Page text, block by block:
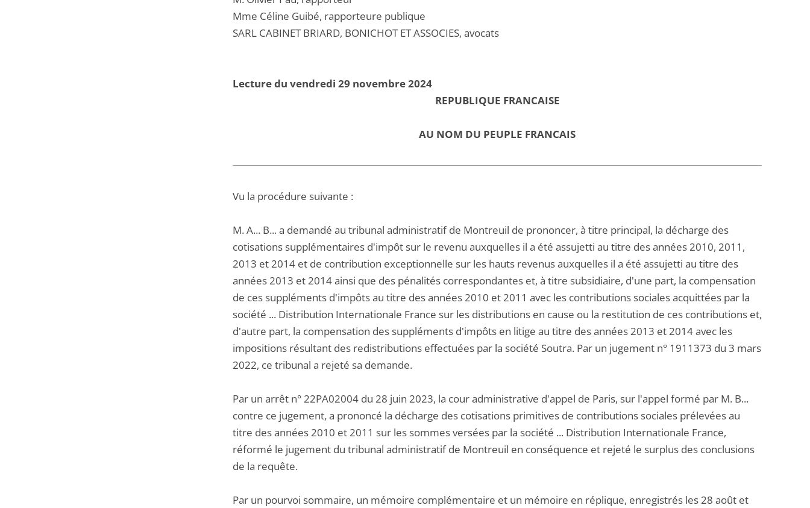
Mme Céline Guibé, rapporteure publique
SARL CABINET BRIARD, BONICHOT ET ASSOCIES, avocats
Lecture du vendredi 29 novembre 2024
REPUBLIQUE FRANCAISE
AU NOM DU PEUPLE FRANCAIS
Vu la procédure suivante :
M. A... B... a demandé au tribunal administratif de Montreuil de prononcer, à titre principal, la décharge des
cotisations supplémentaires d'impôt sur le revenu auxquelles il a été assujetti au titre des années 2010, 2011,
2013 et 2014 et de contribution exceptionnelle sur les hauts revenus auxquelles il a été assujetti au titre des
années 2013 et 2014 ainsi que des pénalités correspondantes et, à titre subsidiaire, d'une part, la compensation
de ces suppléments d'impôts au titre des années 2010 et 2011 avec les contributions sociales acquittées par la
société ... Distribution Internationale France sur les distributions en cause ou la restitution de ces contributions et,
d'autre part, la compensation des suppléments d'impôts en litige au titre des années 2013 et 2014 avec les
impositions résultant des redistributions effectuées par la société Soutra. Par un jugement n° 1911373 du 3 mars
2022, ce tribunal a rejeté sa demande.
Par un arrêt n° 22PA02004 du 28 juin 2023, la cour administrative d'appel de Paris, sur l'appel formé par M. B...
contre ce jugement, a prononcé la décharge des cotisations primitives de contributions sociales prélevées au
titre des années 2010 et 2011 sur les sommes versées par la société ... Distribution Internationale France,
réformé le jugement du tribunal administratif de Montreuil en conséquence et rejeté le surplus des conclusions
de la requête.
Par un pourvoi sommaire, un mémoire complémentaire et un mémoire en réplique, enregistrés les 28 août et